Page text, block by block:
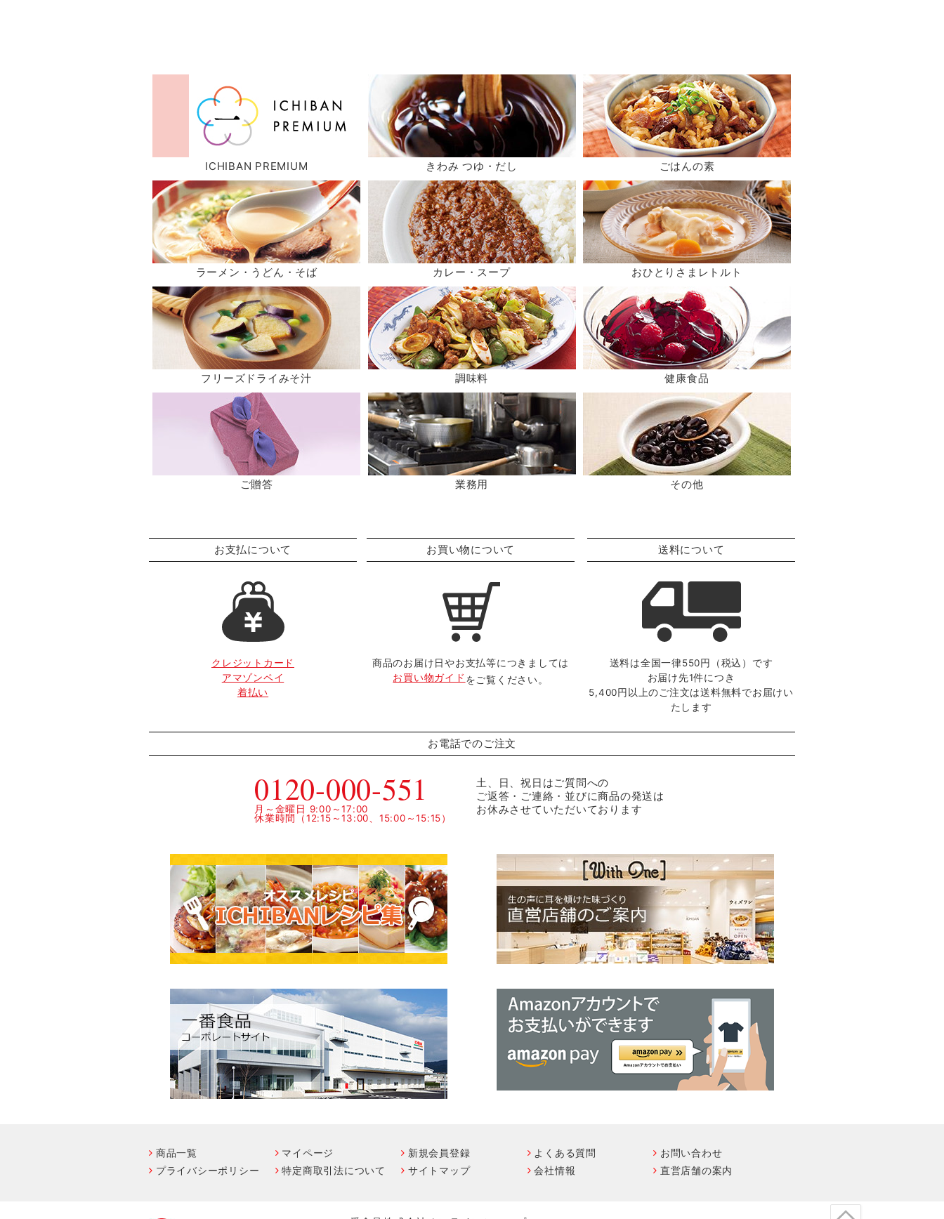
ICHIBAN PREMIUM きわみ つゆ・だし ごはんの素
ラーメン・うどん・そば カレー・スープ おひとりさまレトルト
フリーズドライみそ汁 調味料 健康食品
ご贈答 業務用 その他
お支払について
クレジットカード
アマゾンペイ
着払い
お買い物について
商品のお届け日やお支払等につきましては
お買い物ガイドをご覧ください。
送料について
送料は全国一律550円（税込）です
お届け先1件につき
5,400円以上のご注文は送料無料でお届けい
たします
お電話でのご注文
0120-000-551
月～金曜日 9:00～17:00
休業時間（12:15～13:00、15:00～15:15）
土、日、祝日はご質問への
ご返答・ご連絡・並びに商品の発送は
お休みさせていただいております
商品一覧 マイページ 新規会員登録 よくある質問
お問い合わせ
プライバシーポリシー
特定商取引法について サイトマップ 会社情報 直営店舗の案内